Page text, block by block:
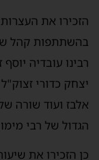
הזכירו את
בהשתתפות קהל
רבינו עובדיה
יצחק כדורי
אלבז ועוד שורה
הגדול של רבי
כן הזכירו את